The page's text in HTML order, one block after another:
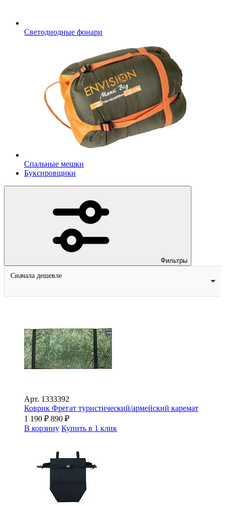
Светодиодные фонари
Спальные мешки
Буксировщики
Фильтры
Сначала дешевле
Арт. 1333392
Коврик Фрегат туристический/армейский каремат
1 190 ₽ 890 ₽
В корзину Купить в 1 клик